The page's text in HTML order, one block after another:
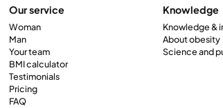
Our service
Woman
Man
Your team
BMI calculator
Testimonials
Pricing
FAQ
Knowledge
Knowledge &
About obesity
Science and